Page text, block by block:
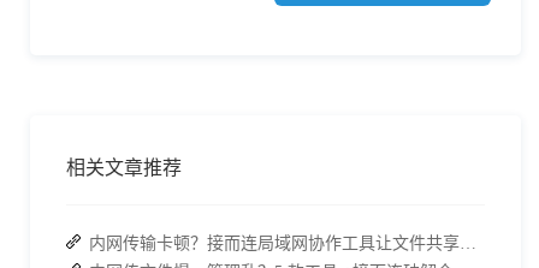
相关文章推荐